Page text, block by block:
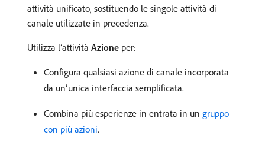
attività unificato, sostituendo le singole attività di
canale utilizzate in precedenza.
Utilizza l’attività Azione per:
Configura qualsiasi azione di canale incorporata
da un’unica interfaccia semplificata.
Combina più esperienze in entrata in un gruppo
con più azioni.